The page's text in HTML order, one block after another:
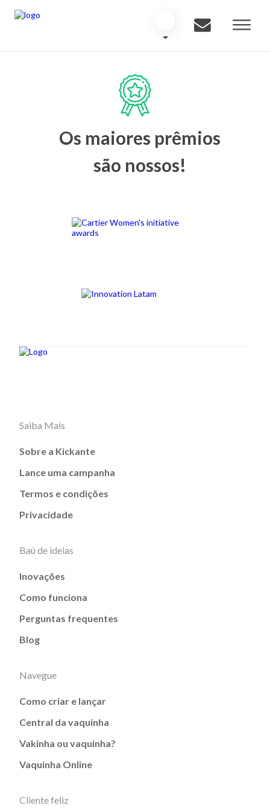
Os maiores prêmios
são nossos!
Saiba Mais
Sobre a Kickante
Lance uma campanha
Termos e condições
Privacidade
Baú de ideias
Inovações
Como funciona
Perguntas frequentes
Blog
Navegue
Como criar e lançar
Central da vaquinha
Vakinha ou vaquinha?
Vaquinha Online
Cliente feliz